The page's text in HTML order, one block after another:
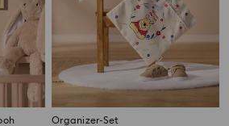
Organizer-Set